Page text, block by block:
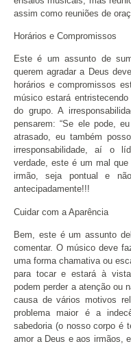
assim como reuniões de
Horários e Compromissos
Este é um assunto de
querem agradar a Deus
horários e compromissos
músico estará
do grupo. A
pensarem: “Se ele pode,
atrasado, eu também
irresponsabilidade, aí o
verdade, este é um mal
irmão, seja pontual e
antecipadamente!!!
Cuidar com a Aparência
Bem, este é um assunto
comentar. O músico deve
uma forma chamativa ou
para tocar e estará à
podem perder a atenção ou
causa de vários motivos
problema maior é a
sabedoria (o nosso corpo é
amor a Deus e aos irmãos,